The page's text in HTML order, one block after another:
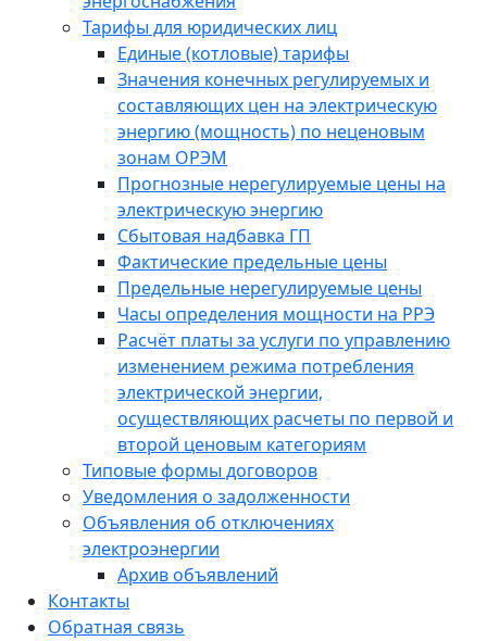
Тарифы для юридических лиц
Единые (котловые) тарифы
Значения конечных регулируемых и
составляющих цен на электрическую
энергию (мощность) по неценовым
зонам ОРЭМ
Прогнозные нерегулируемые цены на
электрическую энергию
Сбытовая надбавка ГП
Фактические предельные цены
Предельные нерегулируемые цены
Часы определения мощности на РРЭ
Расчёт платы за услуги по управлению
изменением режима потребления
электрической энергии,
осуществляющих расчеты по первой и
второй ценовым категориям
Типовые формы договоров
Уведомления о задолженности
Объявления об отключениях
электроэнергии
Архив объявлений
Контакты
Обратная связь